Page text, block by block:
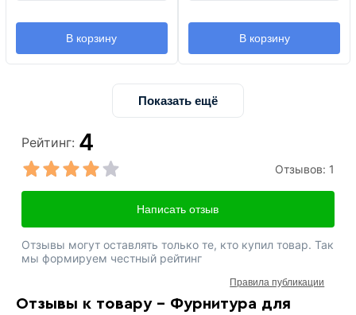
В корзину В корзину
Показать ещё
Отзывы к товару - Фурнитура для
Рейтинг: 4
Отзывов: 1
Написать отзыв
Отзывы могут оставлять только те, кто купил товар. Так
мы формируем честный рейтинг
Правила публикации